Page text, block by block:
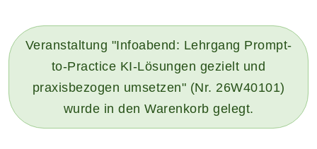
Veranstaltung "Infoabend: Lehrgang Prompt-
to-Practice KI-Lösungen gezielt und
praxisbezogen umsetzen" (Nr. 26W40101)
wurde in den Warenkorb gelegt.